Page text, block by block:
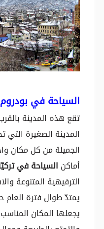
السياحة في بودروم
تقع هذه المدينة
المدينة الصغيرة التي
الجميلة من كل مكان
أماكن السياحة في
الترفيهية المتنوعة
يمتدّ طوال فترة
يجعلها المكان